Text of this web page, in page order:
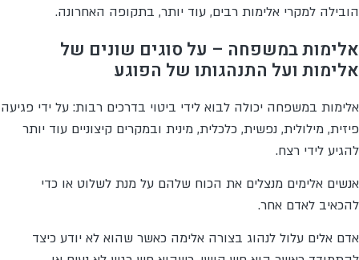
הובילה למקרי אלימות רבים, עוד יותר, בתקופה האחרונה.
אלימות במשפחה – על סוגים שונים של
אלימות ועל התנהגותו של הפוגע
אלימות במשפחה יכולה לבוא לידי ביטוי בדרכים רבות: על ידי פגיעה
פיזית, מילולית, נפשית, כלכלית, מינית ובמקרים קיצוניים עוד יותר
להגיע לידי רצח.
אנשים אלימים מנצלים את הכוח שלהם על מנת לשלוט או כדי
להכאיב לאדם אחר.
אדם אלים עלול לנהוג בצורה אלימה כאשר שהוא לא יודע כיצד